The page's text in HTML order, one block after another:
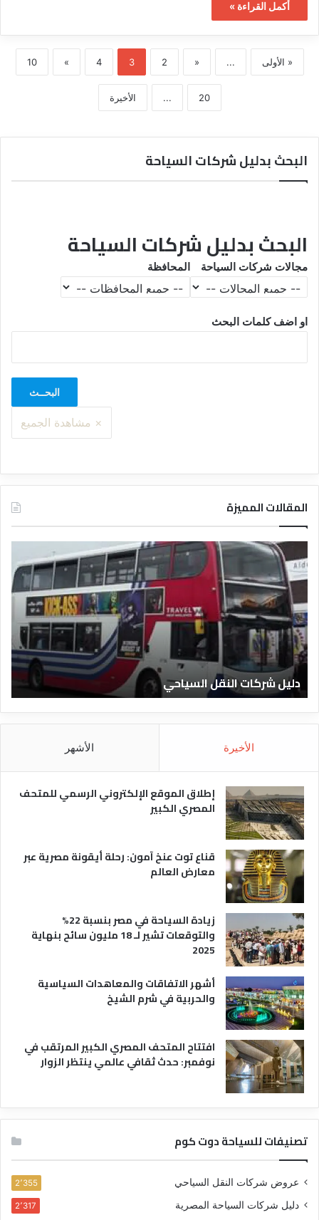
أكمل القراءة »
« الأولى ...
«
2
3
4
»
10
20
... الأخيرة
البحث بدليل شركات السياحة
البحث بدليل شركات السياحة
مجالات شركات السياحة المحافظة
او اضف كلمات البحث
المقالات المميزة
ل
ي
ا
ل
ف
ن
ا
ق
ا
ل
ر
ة
دليل الفنادق المصرية
ق
و
الأخيرة الأشهر
إطلاق الموقع الإلكتروني الرسمي للمتحف
المصري الكبير
قناع توت عنخ آمون: رحلة أيقونة مصرية عبر
معارض العالم
زيادة السياحة في مصر بنسبة 22%
والتوقعات تشير لـ 18 مليون سائح بنهاية
2025
أشهر الاتفاقات والمعاهدات السياسية
والحربية في شرم الشيخ
افتتاح المتحف المصري الكبير المرتقب في
نوفمبر: حدث ثقافي عالمي ينتظر الزوار
تصنيفات للسياحة دوت كوم
عروض شركات النقل السياحي 2٬355
دليل شركات السياحة المصرية 2٬317